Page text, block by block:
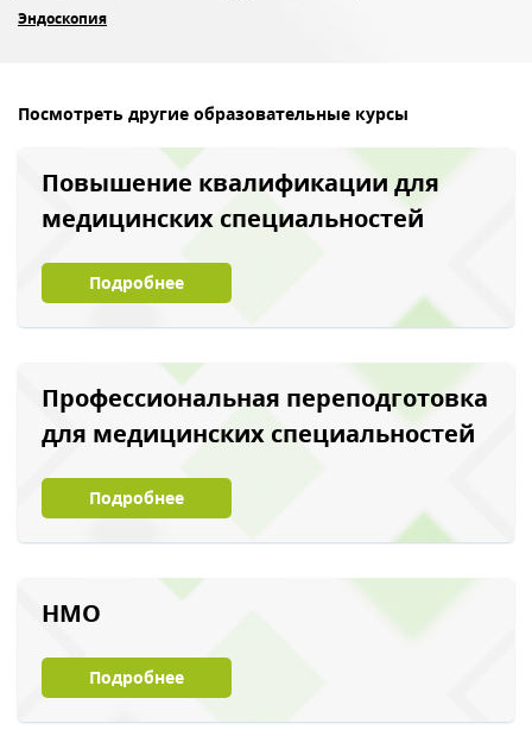
Эндоскопия
Посмотреть другие образовательные курсы
Повышение квалификации для
медицинских специальностей
Подробнее
Профессиональная переподготовка
для медицинских специальностей
Подробнее
НМО
Подробнее